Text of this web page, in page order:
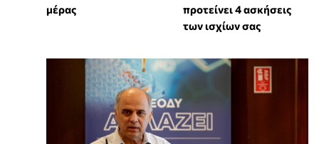
μέρας
προτείνει 4 ασκήσεις
των ισχίων σας